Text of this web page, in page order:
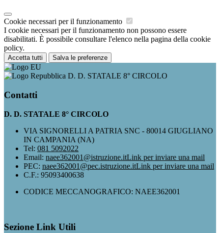
Cookie necessari per il funzionamento
I cookie necessari per il funzionamento non possono essere
disabilitati. È possibile consultare l'elenco nella pagina della cookie
policy.
Accetta tutti Salva le preferenze
D. D. STATALE 8° CIRCOLO
Contatti
D. D. STATALE 8° CIRCOLO
VIA SIGNORELLI A PATRIA SNC - 80014 GIUGLIANO
IN CAMPANIA (NA)
Tel: 081 5092022
Email: naee362001@istruzione.itLink per inviare una mail
PEC: naee362001@pec.istruzione.itLink per inviare una mail
C.F.: 95093400638
CODICE MECCANOGRAFICO: NAEE362001
Sezione Link Utili